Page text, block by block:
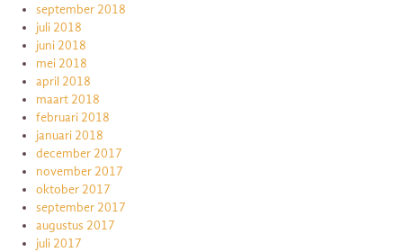
september 2018
juli 2018
juni 2018
mei 2018
april 2018
maart 2018
februari 2018
januari 2018
december 2017
november 2017
oktober 2017
september 2017
augustus 2017
juli 2017